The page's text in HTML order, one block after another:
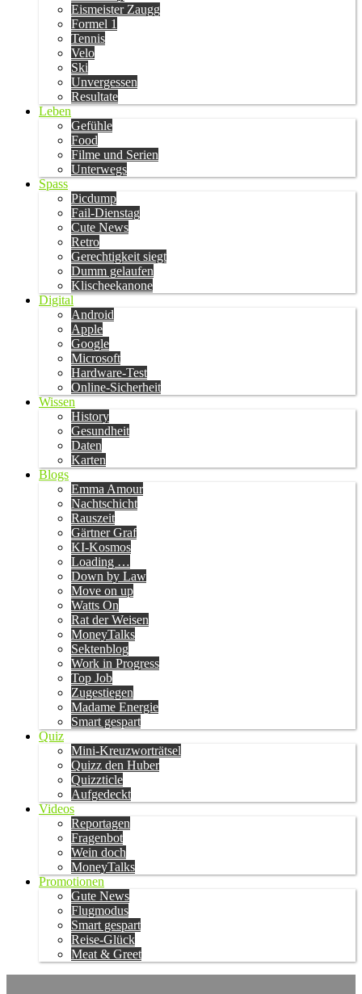
Eismeister Zaugg
Formel 1
Tennis
Velo
Ski
Unvergessen
Resultate
Leben
Gefühle
Food
Filme und Serien
Unterwegs
Spass
Picdump
Fail-Dienstag
Cute News
Retro
Gerechtigkeit siegt
Dumm gelaufen
Klischeekanone
Digital
Android
Apple
Google
Microsoft
Hardware-Test
Online-Sicherheit
Wissen
History
Gesundheit
Daten
Karten
Blogs
Emma Amour
Nachtschicht
Rauszeit
Gärtner Graf
KI-Kosmos
Loading …
Down by Law
Move on up
Watts On
Rat der Weisen
MoneyTalks
Sektenblog
Work in Progress
Top Job
Zugestiegen
Madame Energie
Smart gespart
Quiz
Mini-Kreuzworträtsel
Quizz den Huber
Quizzticle
Aufgedeckt
Videos
Reportagen
Fragenbot
Wein doch
MoneyTalks
Promotionen
Gute News
Flugmodus
Smart gespart
Reise-Glück
Meat & Greet